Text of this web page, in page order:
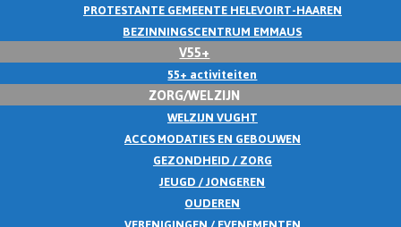
PROTESTANTE GEMEENTE HELEVOIRT-HAAREN
BEZINNINGSCENTRUM EMMAUS
V55+
55+ activiteiten
ZORG/WELZIJN
WELZIJN VUGHT
ACCOMODATIES EN GEBOUWEN
GEZONDHEID / ZORG
JEUGD / JONGEREN
OUDEREN